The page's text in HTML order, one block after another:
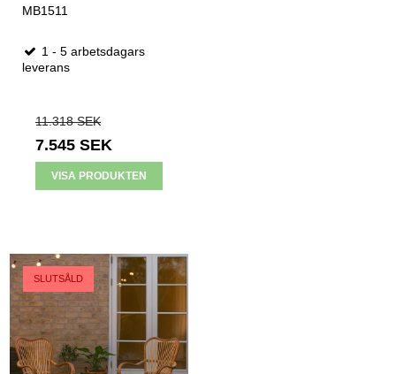
MB1511
1 - 5 arbetsdagars
leverans
11.318 SEK
7.545 SEK
VISA PRODUKTEN
REA
SLUTSÅLD